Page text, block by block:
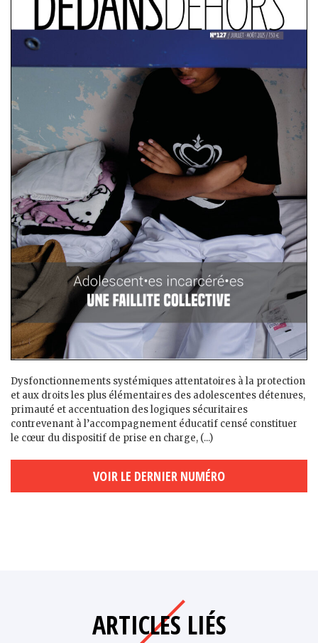
Dysfonctionnements systémiques attentatoires à la protection
et aux droits les plus élémentaires des adolescent·es détenu·es,
primauté et accentuation des logiques sécuritaires
contrevenant à l’accompagnement éducatif censé constituer
le cœur du dispositif de prise en charge, (...)
VOIR LE DERNIER NUMÉRO
ARTICLES LIÉS